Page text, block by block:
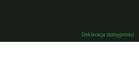
Deklaracja dostępności